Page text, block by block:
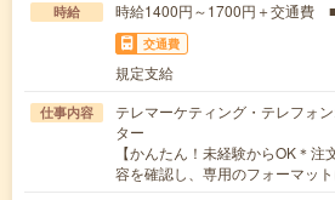
時給 時給1400円～1700円＋交通費
交通費
規定支給
仕事内容
テレマーケティング・テレフォ
ター
【かんたん！未経験からOK＊
容を確認し、専用のフォーマッ